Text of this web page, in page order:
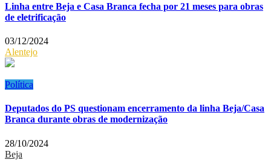
Linha entre Beja e Casa Branca fecha por 21 meses para obras
de eletrificação
03/12/2024
Alentejo
Política
Deputados do PS questionam encerramento da linha Beja/Casa
Branca durante obras de modernização
28/10/2024
Beja